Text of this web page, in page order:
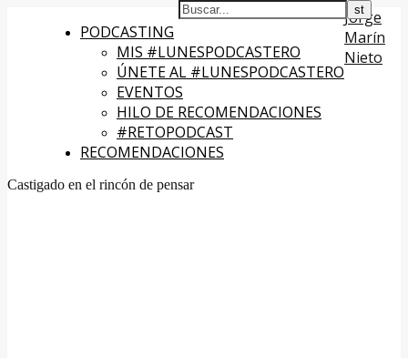
PODCASTING
MIS #LUNESPODCASTERO
ÚNETE AL #LUNESPODCASTERO
EVENTOS
HILO DE RECOMENDACIONES
#RETOPODCAST
RECOMENDACIONES
Jorge
Marín
Nieto
Castigado en el rincón de pensar